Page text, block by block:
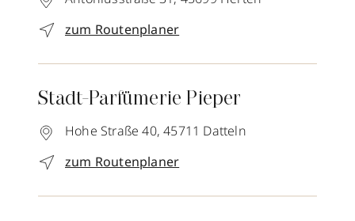
zum Routenplaner
Stadt-Parfümerie Pieper
Hohe Straße 40, 45711 Datteln
zum Routenplaner